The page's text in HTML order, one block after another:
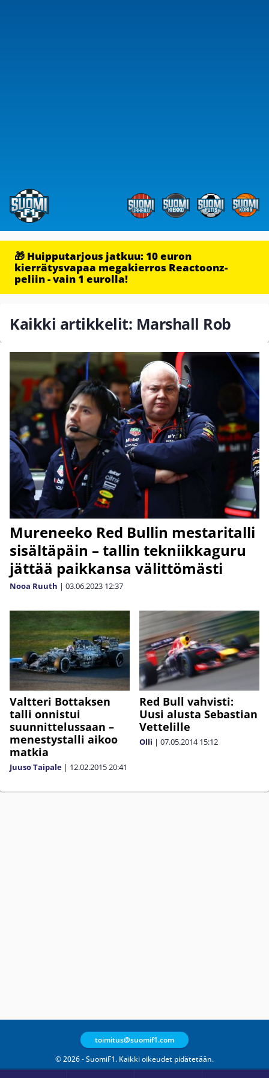
🎁 Huipputarjous jatkuu: 10 euron
kierrätysvapaa megakierros Reactoonz-
peliin - vain 1 eurolla!
Kaikki artikkelit: Marshall Rob
Mureneeko Red Bullin mestaritalli
sisältäpäin – tallin tekniikkaguru
jättää paikkansa välittömästi
Nooa Ruuth | 03.06.2023 12:37
Valtteri Bottaksen
talli onnistui
suunnittelussaan –
menestystalli aikoo
matkia
Juuso Taipale | 12.02.201520:41
Red Bull vahvisti:
Uusi alusta Sebastian
Vettelille
Olli | 07.05.2014 15:12
© 2026 - SuomiF1. Kaikki oikeudet pidätetään.
toimitus@suomif1.com